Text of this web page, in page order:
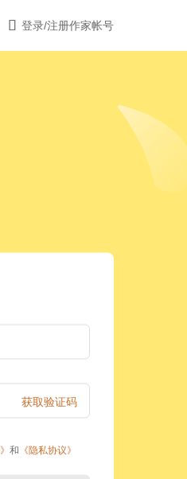
 登录/注册作家帐号
获取验证码
》 和 《隐私协议》